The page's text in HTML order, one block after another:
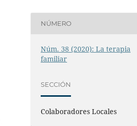
NÚMERO
Núm. 38 (2020): La terapia
familiar
SECCIÓN
Colaboradores Locales